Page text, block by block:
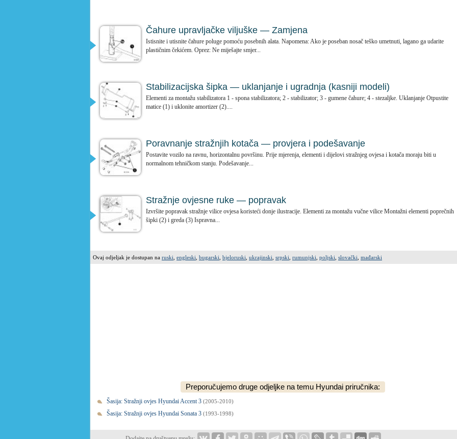
Čahure upravljačke viljuške — Zamjena
Istisnite i utisnite čahure poluge pomoću posebnih alata. Napomena: Ako je poseban nosač teško umetnuti, lagano ga udarite
plastičnim čekićem. Oprez: Ne miješajte smjer...
Stabilizacijska šipka — uklanjanje i ugradnja (kasniji modeli)
Elementi za montažu stabilizatora 1 - spona stabilizatora; 2 - stabilizator; 3 - gumene čahure; 4 - stezaljke. Uklanjanje Otpustite
matice (1) i uklonite amortizer (2)....
Poravnanje stražnjih kotača — provjera i podešavanje
Postavite vozilo na ravnu, horizontalnu površinu. Prije mjerenja, elementi i dijelovi stražnjeg ovjesa i kotača moraju biti u
normalnom tehničkom stanju. Podešavanje...
Stražnje ovjesne ruke — popravak
Izvršite popravak stražnje vilice ovjesa koristeći donje ilustracije. Elementi za montažu vučne vilice Montažni elementi poprečnih
šipki (2) i greda (3) Ispravna...
Ovaj odjeljak je dostupan na ruski engleski bugarski bjeloruski ukrajinski srpski rumunjski poljski slovački mađarski
Preporučujemo druge odjeljke na temu Hyundai priručnika:
Šasija: Stražnji ovjes Hyundai Accent 3 (2005-2010)
Šasija: Stražnji ovjes Hyundai Sonata 3 (1993-1998)